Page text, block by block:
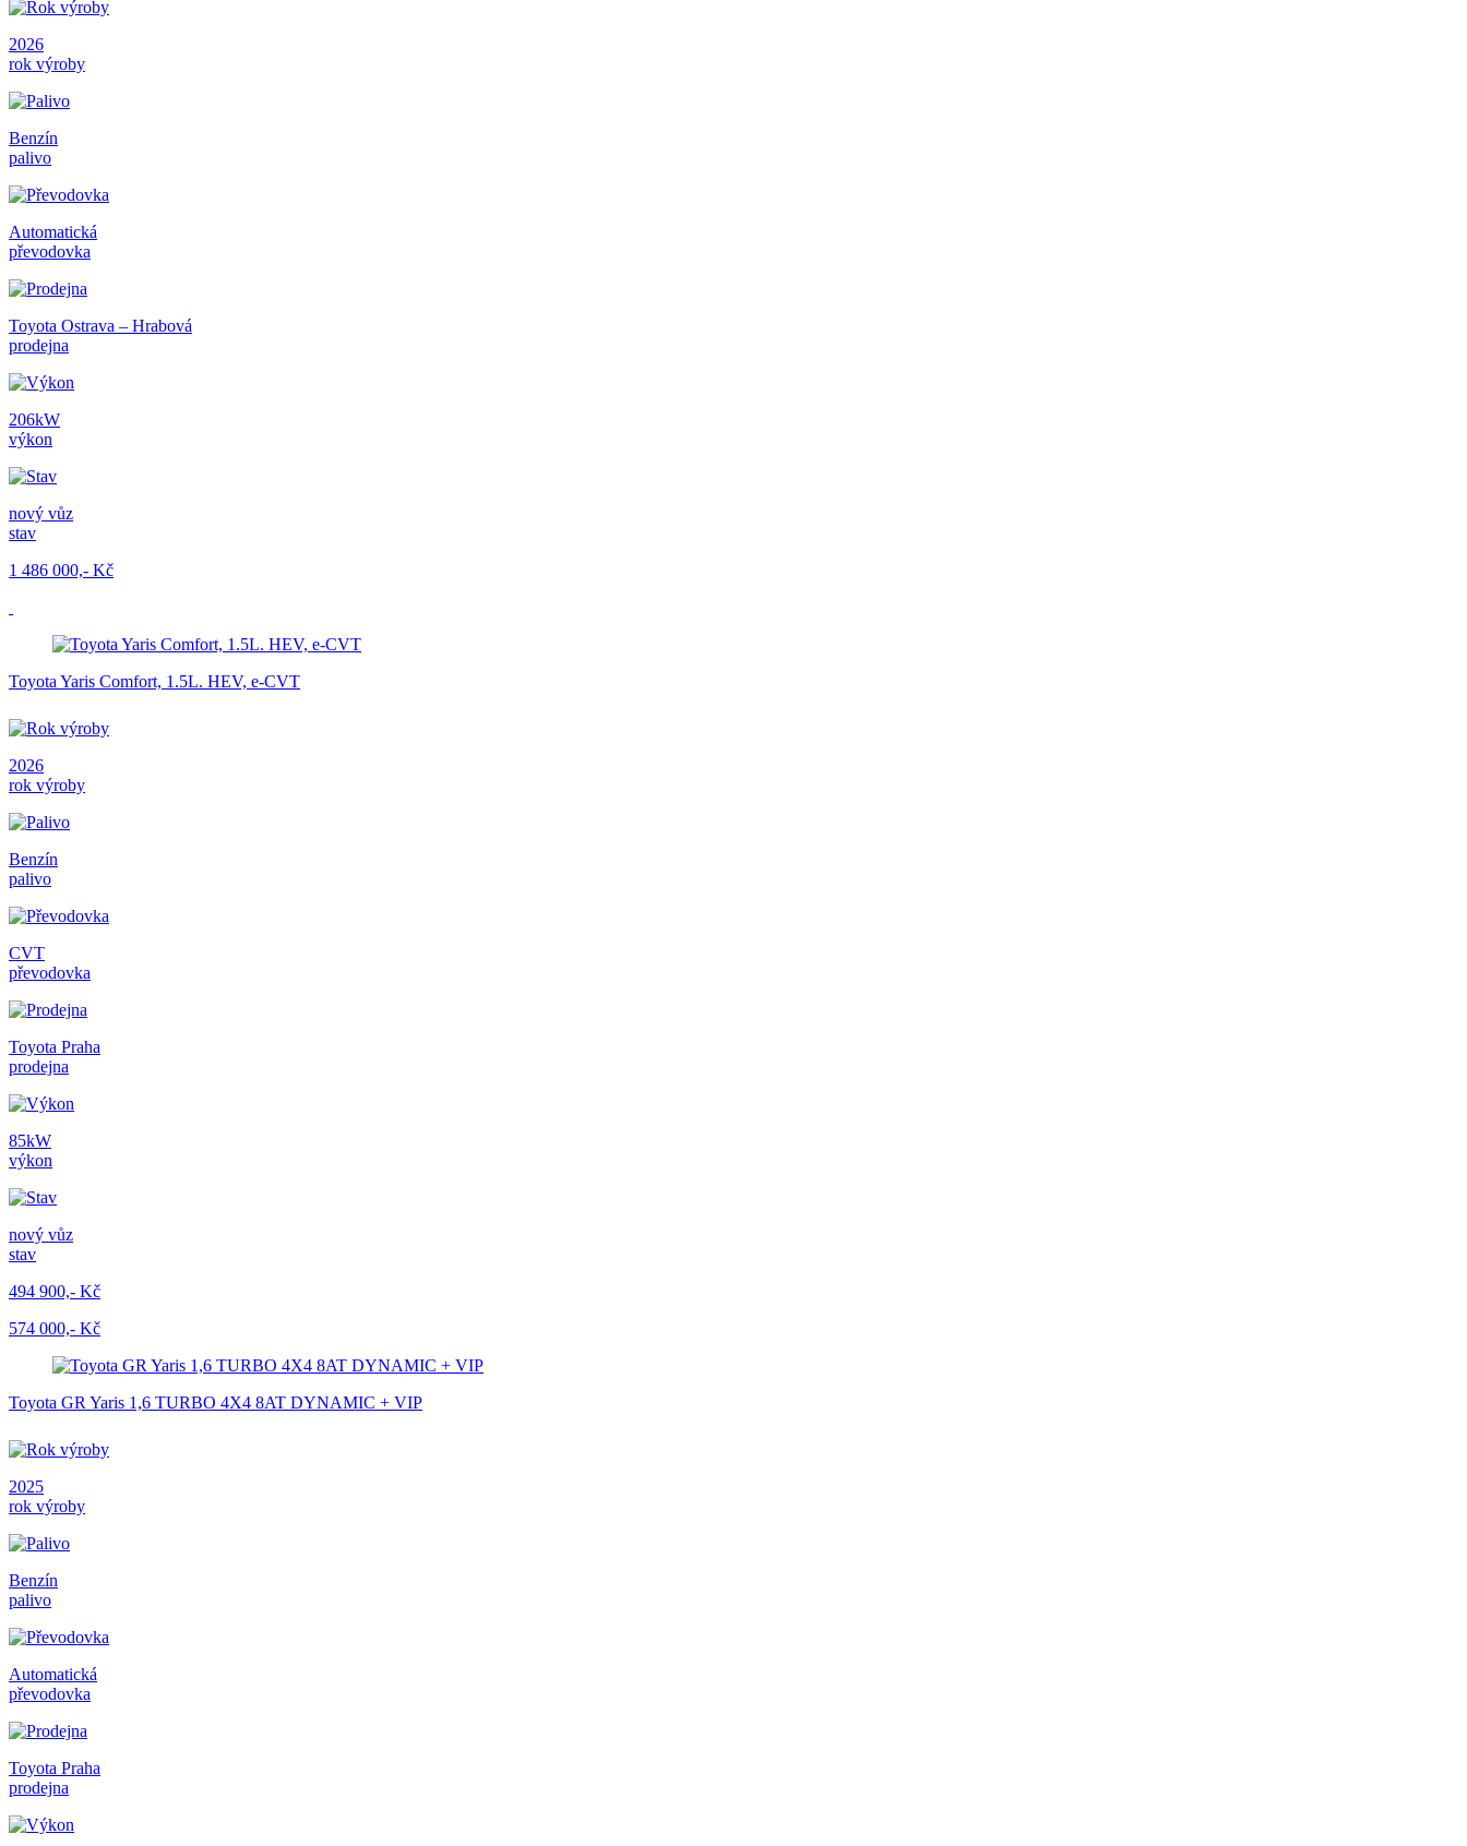
2026
rok výroby
Benzín
palivo
Automatická
převodovka
Toyota Ostrava – Hrabová
prodejna
206kW
výkon
nový vůz
stav
1 486 000,- Kč
Toyota Yaris Comfort, 1.5L. HEV, e-CVT
2026
rok výroby
Benzín
palivo
CVT
převodovka
Toyota Praha
prodejna
85kW
výkon
nový vůz
stav
494 900,- Kč
574 000,- Kč
Toyota GR Yaris 1,6 TURBO 4X4 8AT DYNAMIC + VIP
2025
rok výroby
Benzín
palivo
Automatická
převodovka
Toyota Praha
prodejna